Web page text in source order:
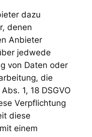
dazu
denen
Anbieter
jedwede
von Daten oder
die
1, 18 DSGVO
Verpflichtung
diese
einem